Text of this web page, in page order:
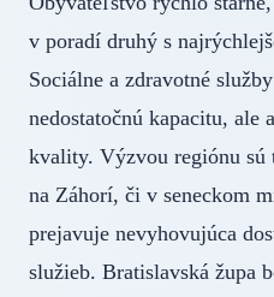
v poradí druhý s
Sociálne a zdravotné
nedostatočnú kapacitu,
kvality. Výzvou regiónu sú
na Záhorí, či v seneckom
prejavuje nevyhovujúca
služieb. Bratislavská župa